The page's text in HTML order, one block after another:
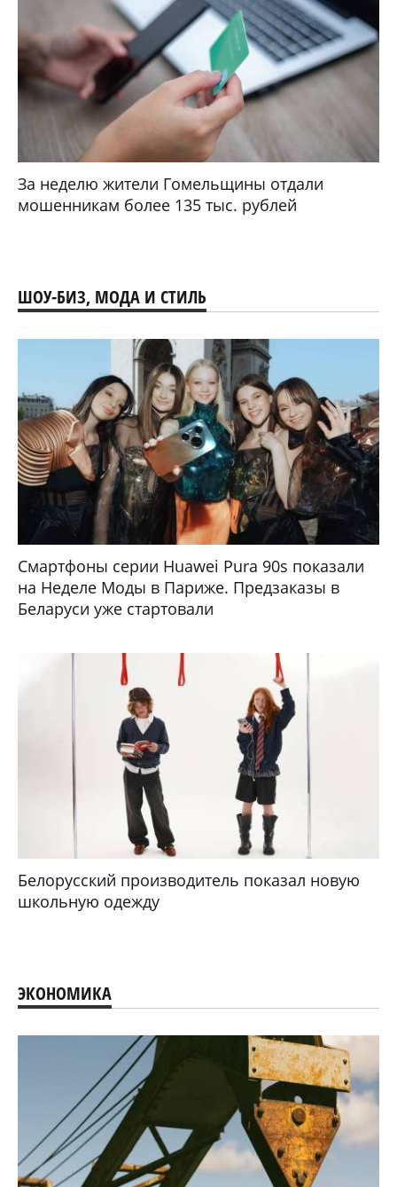
За неделю жители Гомельщины отдали
мошенникам более 135 тыс. рублей
ШОУ-БИЗ, МОДА И СТИЛЬ
Смартфоны серии Huawei Pura 90s показали
на Неделе Моды в Париже. Предзаказы в
Беларуси уже стартовали
Белорусский производитель показал новую
школьную одежду
ЭКОНОМИКА